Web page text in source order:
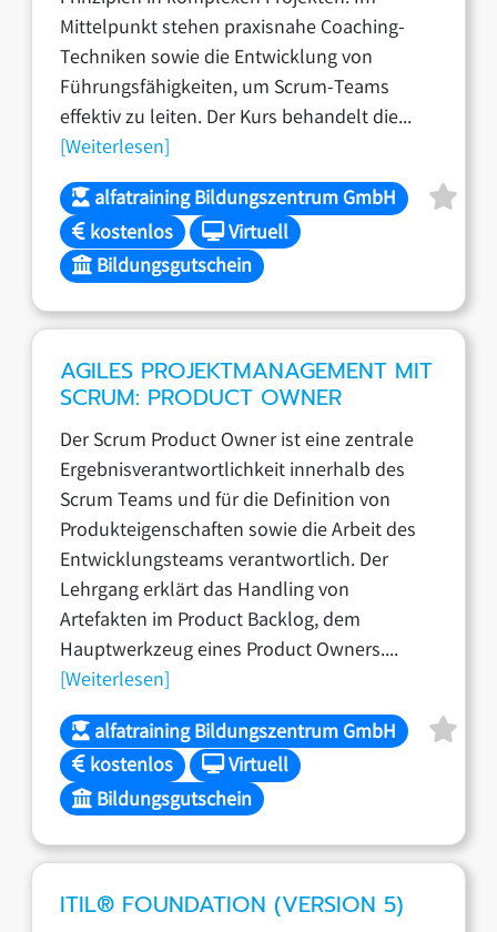
Mittelpunkt stehen praxisnahe Coaching-
Techniken sowie die Entwicklung von
Führungsfähigkeiten, um Scrum-Teams
effektiv zu leiten. Der Kurs behandelt die...
[Weiterlesen]
alfatraining Bildungszentrum GmbH
kostenlos
Virtuell
Bildungsgutschein
AGILES PROJEKTMANAGEMENT MIT
SCRUM: PRODUCT OWNER
Der Scrum Product Owner ist eine zentrale
Ergebnisverantwortlichkeit innerhalb des
Scrum Teams und für die Definition von
Produkteigenschaften sowie die Arbeit des
Entwicklungsteams verantwortlich. Der
Lehrgang erklärt das Handling von
Artefakten im Product Backlog, dem
Hauptwerkzeug eines Product Owners....
[Weiterlesen]
alfatraining Bildungszentrum GmbH
kostenlos
Virtuell
Bildungsgutschein
ITIL® FOUNDATION (VERSION 5)